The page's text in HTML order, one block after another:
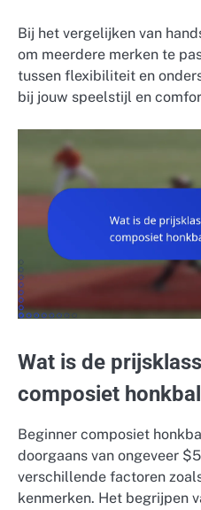
Bij het vergelijken van
om meerdere merken te
tussen flexibiliteit en
bij jouw speelstijl en
Wat is de
composiet
Beginner composiet
doorgaans van ongeveer
verschillende factoren
kenmerken. Het begrijpen